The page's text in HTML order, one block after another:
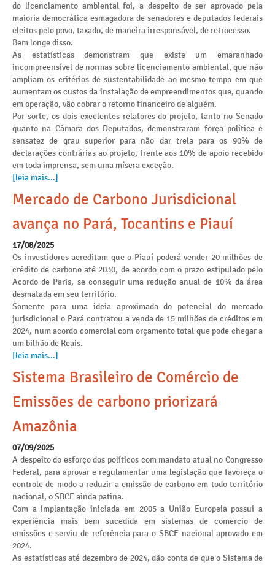
do licenciamento ambiental foi, a despeito de ser aprovado pela
maioria democrática esmagadora de senadores e deputados federais
eleitos pelo povo, taxado, de maneira irresponsável, de retrocesso.
Bem longe disso.
As estatísticas demonstram que existe um emaranhado
incompreensível de normas sobre licenciamento ambiental, que não
ampliam os critérios de sustentabilidade ao mesmo tempo em que
aumentam os custos da instalação de empreendimentos que, quando
em operação, vão cobrar o retorno financeiro de alguém.
Por sorte, os dois excelentes relatores do projeto, tanto no Senado
quanto na Câmara dos Deputados, demonstraram força política e
sensatez de grau superior para não dar trela para os 90% de
declarações contrárias ao projeto, frente aos 10% de apoio recebido
em toda imprensa, sem uma mísera exceção.
[leia mais...]
Mercado de Carbono Jurisdicional
avança no Pará, Tocantins e Piauí
17/08/2025
Os investidores acreditam que o Piauí poderá vender 20 milhões de
crédito de carbono até 2030, de acordo com o prazo estipulado pelo
Acordo de Paris, se conseguir uma redução anual de 10% da área
desmatada em seu território.
Somente para uma ideia aproximada do potencial do mercado
jurisdicional o Pará contratou a venda de 15 milhões de créditos em
2024, num acordo comercial com orçamento total que pode chegar a
um bilhão de Reais.
[leia mais...]
Sistema Brasileiro de Comércio de
Emissões de carbono priorizará
Amazônia
07/09/2025
A despeito do esforço dos políticos com mandato atual no Congresso
Federal, para aprovar e regulamentar uma legislação que favoreça o
controle de modo a reduzir a emissão de carbono em todo território
nacional, o SBCE ainda patina.
Com a implantação iniciada em 2005 a União Europeia possui a
experiência mais bem sucedida em sistemas de comercio de
emissões e serviu de referência para o SBCE nacional aprovado em
2024.
As estatísticas até dezembro de 2024, dão conta de que o Sistema de